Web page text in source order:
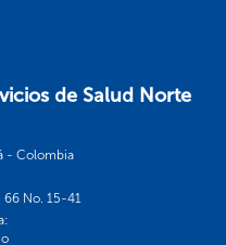
de Salud Norte
- Colombia
No. 15-41